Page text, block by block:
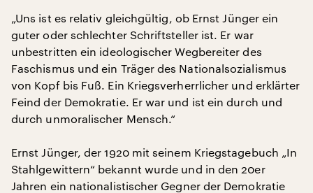
„Uns ist es relativ gleichgültig, ob Ernst Jünger ein
guter oder schlechter Schriftsteller ist. Er war
unbestritten ein ideologischer Wegbereiter des
Faschismus und ein Träger des Nationalsozialismus
von Kopf bis Fuß. Ein Kriegsverherrlicher und erklärter
Feind der Demokratie. Er war und ist ein durch und
durch unmoralischer Mensch.“
Ernst Jünger, der 1920 mit seinem Kriegstagebuch „In
Stahlgewittern“ bekannt wurde und in den 20er
Jahren ein nationalistischer Gegner der Demokratie